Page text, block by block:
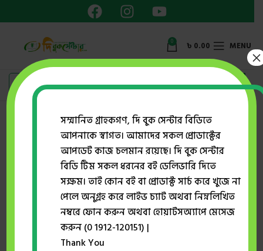
0 ৳ 0.00 MENU
Showing all 2 results
Show sidebar
-51%
সম্মানিত গ্রাহকগণ, দি বুক সেন্টার বিডিতে
আপনাকে স্বাগত। আমাদের সকল প্রোডাক্টের
আপডেট কাজ চলমান রয়েছে। দি বুক সেন্টার
বিডি টিম সকল ধরনের বই ডেলিভারি দিতে
সক্ষম। তাই কোন বই বা প্রোডাক্ট সার্চ করে খুজে না
পেলে অনুগ্রহ করে লাইভ চ্যাট অথবা নিম্নলিখিত
নম্বরে ফোন করুন অথবা হোয়াটসঅ্যাপে মেসেজ
করুন (0 1912-120151) |
Thank You
×